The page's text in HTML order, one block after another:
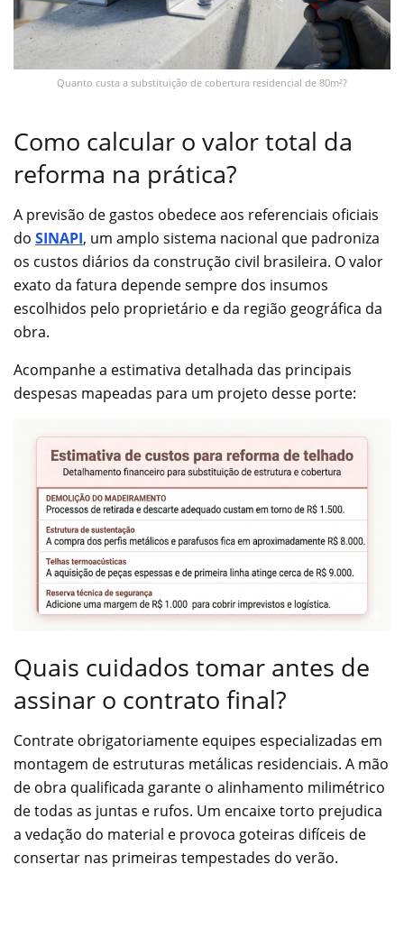
Quanto custa a substituição de cobertura residencial de 80m²?
Como calcular o valor total da
reforma na prática?
A previsão de gastos obedece aos referenciais oficiais
do SINAPI, um amplo sistema nacional que padroniza
os custos diários da construção civil brasileira. O valor
exato da fatura depende sempre dos insumos
escolhidos pelo proprietário e da região geográfica da
obra.
Acompanhe a estimativa detalhada das principais
despesas mapeadas para um projeto desse porte:
Quais cuidados tomar antes de
assinar o contrato final?
Contrate obrigatoriamente equipes especializadas em
montagem de estruturas metálicas residenciais. A mão
de obra qualificada garante o alinhamento milimétrico
de todas as juntas e rufos. Um encaixe torto prejudica
a vedação do material e provoca goteiras difíceis de
consertar nas primeiras tempestades do verão.